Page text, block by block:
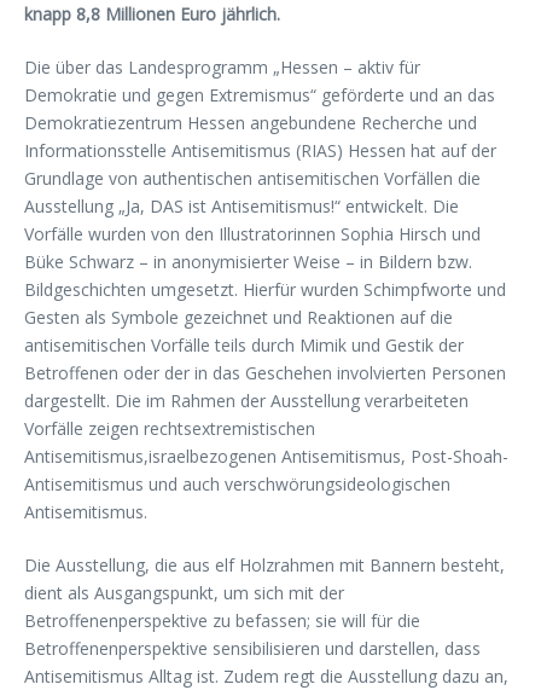
knapp 8,8 Millionen Euro jährlich.
Die über das Landesprogramm „Hessen – aktiv für
Demokratie und gegen Extremismus“ geförderte und an das
Demokratiezentrum Hessen angebundene Recherche und
Informationsstelle Antisemitismus (RIAS) Hessen hat auf der
Grundlage von authentischen antisemitischen Vorfällen die
Ausstellung „Ja, DAS ist Antisemitismus!“ entwickelt. Die
Vorfälle wurden von den Illustratorinnen Sophia Hirsch und
Büke Schwarz – in anonymisierter Weise – in Bildern bzw.
Bildgeschichten umgesetzt. Hierfür wurden Schimpfworte und
Gesten als Symbole gezeichnet und Reaktionen auf die
antisemitischen Vorfälle teils durch Mimik und Gestik der
Betroffenen oder der in das Geschehen involvierten Personen
dargestellt. Die im Rahmen der Ausstellung verarbeiteten
Vorfälle zeigen rechtsextremistischen
Antisemitismus,israelbezogenen Antisemitismus, Post-Shoah-
Antisemitismus und auch verschwörungsideologischen
Antisemitismus.
Die Ausstellung, die aus elf Holzrahmen mit Bannern besteht,
dient als Ausgangspunkt, um sich mit der
Betroffenenperspektive zu befassen; sie will für die
Betroffenenperspektive sensibilisieren und darstellen, dass
Antisemitismus Alltag ist. Zudem regt die Ausstellung dazu an,